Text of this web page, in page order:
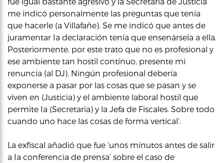
me indicó personalmente las preguntas que tenía
que hacerle (a Villafañe). Se me indicó que antes de
juramentar Ia declaración tenía que ensenársela a ella.
Posteriormente, por este trato que no es profesional y
ese ambiente tan hostil contínuo, presente mi
renuncia (al DJ). Ningún profesional debería
exponerse a pasar por las cosas que se pasan y se
viven en (Justicia) y el ambiente laboral hostil que
permite Ia (Secretaria) y la Jefa de Fiscales. Sobre todo
cuando uno hace las cosas de forma vertical’.
La exfiscal añadió que fue ‘unos minutos antes de salir
a Ia conferencia de prensa’ sobre el caso de